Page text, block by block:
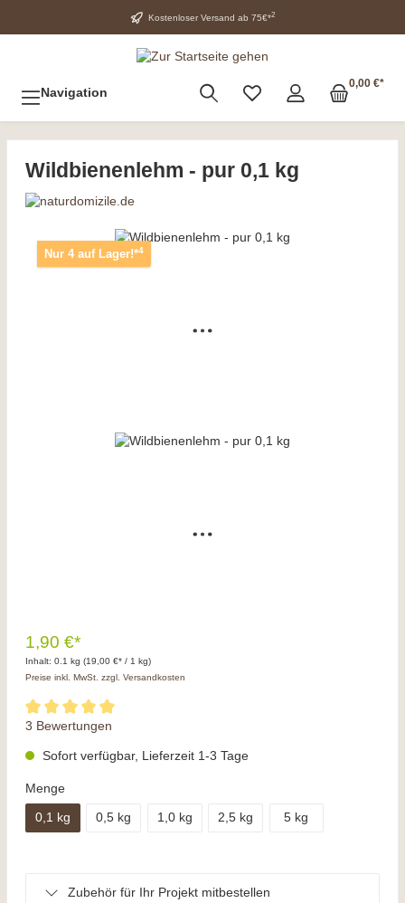
Kostenloser Versand ab 75€*2
Navigation
0,00 €*
Wildbienenlehm - pur 0,1 kg
Nur 4 auf Lager!*4
1,90 €*
Inhalt: 0.1 kg (19,00 €* / 1 kg)
Preise inkl. MwSt. zzgl. Versandkosten
3 Bewertungen
Sofort verfügbar, Lieferzeit 1-3 Tage
Menge
0,1 kg 0,5 kg 1,0 kg 2,5 kg 5 kg
Zubehör für Ihr Projekt mitbestellen